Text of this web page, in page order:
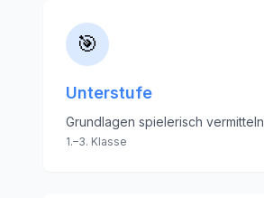
🎯
Unterstufe
Grundlagen spielerisch vermitteln
1.–3. Klasse